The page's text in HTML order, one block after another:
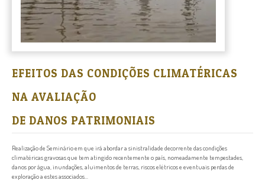
EFEITOS DAS CONDIÇÕES CLIMATÉRICAS
NA AVALIAÇÃO
DE DANOS PATRIMONIAIS
Realização de Seminário em que irá abordar a sinistralidade decorrente das condições
climatéricas gravosas que tem atingido recentemente o país, nomeadamente tempestades,
danos por água, inundações, aluimentos de terras, riscos elétricos e eventuais perdas de
exploração a estes associados...